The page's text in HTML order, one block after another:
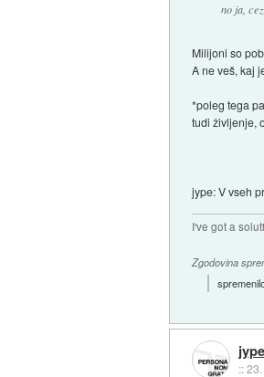
no ja,
Milijoni so
A ne veš, kaj
*poleg tega
tudi življenje,
jype: V vseh
I've got a
Zgodovina
jype
::